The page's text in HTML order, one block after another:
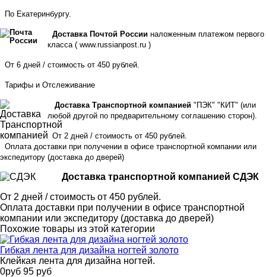
По Екатеринбургу.
Доставка Почтой России наложенным платежом первого
класса ( www.russianpost.ru )
От 6 дней / стоимость от 450 рублей.
Тарифы и Отслеживание
Доставка Транспортной компанией "ПЭК" "КИТ" (или
любой другой по предварительному соглашению сторон).
От 2 дней / стоимость от 450 рублей.
Оплата доставки при получении в офисе транспортной компании или
экспедитору (доставка до дверей)
Доставка транспортной компанией СДЭК
От 2 дней / стоимость от 450 рублей.
Оплата доставки при получении в офисе транспортной
компании или экспедитору (доставка до дверей)
Похожие товары из этой категории
Гибкая лента для дизайна ногтей золото
Клейкая лента для дизайна ногтей.
0руб 95 руб